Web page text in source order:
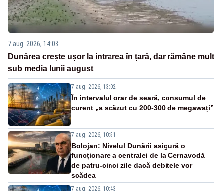
7 aug. 2026, 14:03
Dunărea crește ușor la intrarea în țară, dar rămâne mult
sub media lunii august
7 aug. 2026, 13:02
În intervalul orar de seară, consumul de
curent „a scăzut cu 200-300 de megawați”
7 aug. 2026, 10:51
Bolojan: Nivelul Dunării asigură o
funcționare a centralei de la Cernavodă
de patru-cinci zile dacă debitele vor
scădea
7 aug. 2026, 10:43